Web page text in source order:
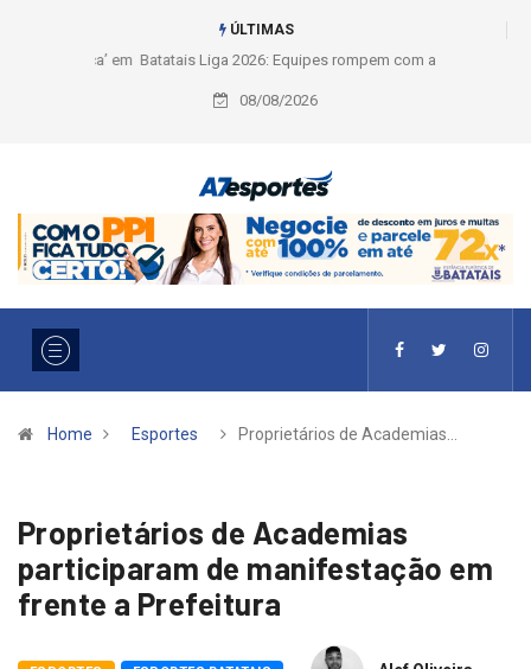
ÚLTIMAS
Liga 2026: Equipes rompem com a LABE na Série Ouro e entidade define
a 2° fase, times e formato
08/08/2026
Home Esportes Proprietários de Academias…
Proprietários de Academias
participaram de manifestação em
frente a Prefeitura